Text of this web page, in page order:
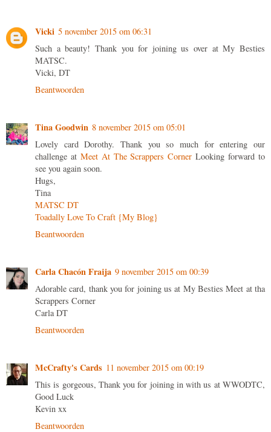
Vicki 5 november 2015 om 06:31
Such a beauty! Thank you for joining us over at My Besties
MATSC.
Vicki, DT
Beantwoorden
Tina Goodwin 8 november 2015 om 05:01
Lovely card Dorothy. Thank you so much for entering our
challenge at Meet At The Scrappers Corner Looking forward to
see you again soon.
Hugs,
Tina
MATSC DT
Toadally Love To Craft {My Blog}
Beantwoorden
Carla Chacón Fraija 9 november 2015 om 00:39
Adorable card, thank you for joining us at My Besties Meet at tha
Scrappers Corner
Carla DT
Beantwoorden
McCrafty's Cards 11 november 2015 om 00:19
This is gorgeous, Thank you for joining in with us at WWODTC,
Good Luck
Kevin xx
Beantwoorden